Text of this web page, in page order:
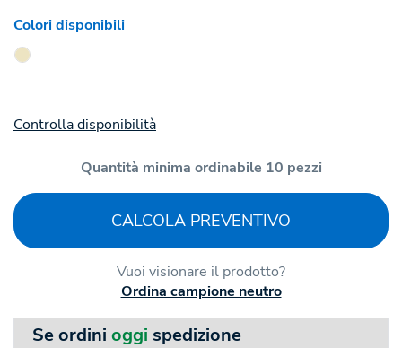
Colori disponibili
Controlla disponibilità
Quantità minima ordinabile 10 pezzi
CALCOLA PREVENTIVO
Vuoi visionare il prodotto?
Ordina campione neutro
Se ordini oggi spedizione